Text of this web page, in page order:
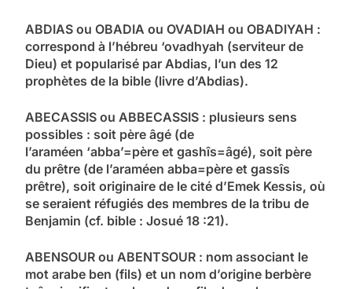
ABDIAS ou OBADIA ou OVADIAH ou OBADIYAH :
correspond à l’hébreu ‘ovadhyah (serviteur de
Dieu) et popularisé par Abdias, l’un des 12
prophètes de la bible (livre d’Abdias).
ABECASSIS ou ABBECASSIS : plusieurs sens
possibles : soit père âgé (de
l’araméen ‘abba’=père et gashîs=âgé), soit père
du prêtre (de l’araméen abba=père et gassîs
prêtre), soit originaire de le cité d’Emek Kessis, où
se seraient réfugiés des membres de la tribu de
Benjamin (cf. bible : Josué 18 :21).
ABENSOUR ou ABENTSOUR : nom associant le
mot arabe ben (fils) et un nom d’origine berbère